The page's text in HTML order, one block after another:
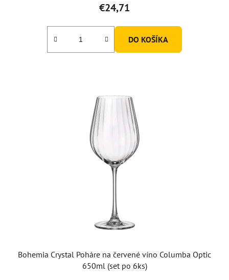
€24,71
DO KOŠÍKA
Bohemia Crystal Poháre na červené víno Columba Optic
650ml (set po 6ks)